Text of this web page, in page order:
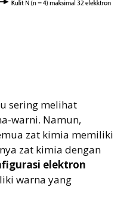
sering melihat
warni. Namun,
zat kimia memiliki
zat kimia dengan
elektron
warna yang